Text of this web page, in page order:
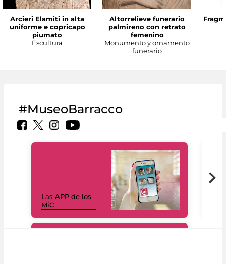
Arcieri Elamiti in alta
uniforme e copricapo
piumato
Escultura
Altorrelieve funerario
palmireno con retrato
femenino
Monumento y ornamento
funerario
#MuseoBarracco
Las APP de los
MiC